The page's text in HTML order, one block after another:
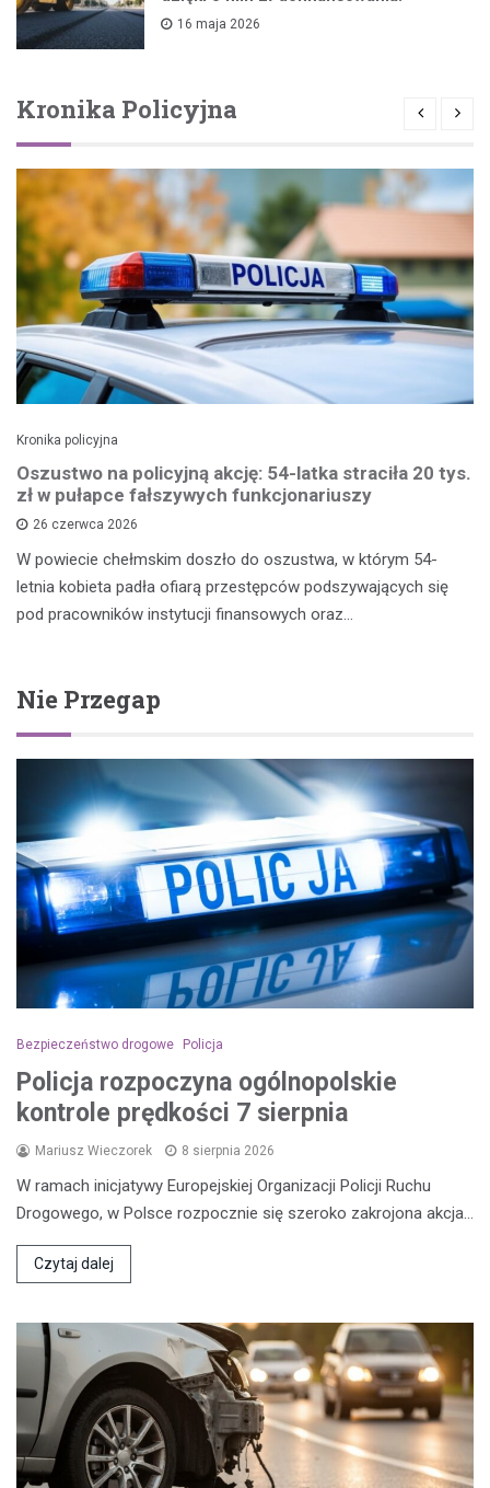
16 maja 2026
Kronika Policyjna
Kronika policyjna
Oszustwo na policyjną akcję: 54-latka straciła 20 tys.
zł w pułapce fałszywych funkcjonariuszy
26 czerwca 2026
W powiecie chełmskim doszło do oszustwa, w którym 54-
letnia kobieta padła ofiarą przestępców podszywających się
pod pracowników instytucji finansowych oraz…
Nie Przegap
Bezpieczeństwo drogowe Policja
Policja rozpoczyna ogólnopolskie
kontrole prędkości 7 sierpnia
Mariusz Wieczorek 8 sierpnia 2026
W ramach inicjatywy Europejskiej Organizacji Policji Ruchu
Drogowego, w Polsce rozpocznie się szeroko zakrojona akcja…
Czytaj dalej